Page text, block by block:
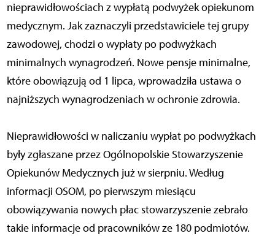
nieprawidłowościach z wypłatą podwyżek opiekunom
medycznym. Jak zaznaczyli przedstawiciele tej grupy
zawodowej, chodzi o wypłaty po podwyżkach
minimalnych wynagrodzeń. Nowe pensje minimalne,
które obowiązują od 1 lipca, wprowadziła ustawa o
najniższych wynagrodzeniach w ochronie zdrowia.
Nieprawidłowości w naliczaniu wypłat po podwyżkach
były zgłaszane przez Ogólnopolskie Stowarzyszenie
Opiekunów Medycznych już w sierpniu. Według
informacji OSOM, po pierwszym miesiącu
obowiązywania nowych płac stowarzyszenie zebrało
takie informacje od pracowników ze 180 podmiotów.